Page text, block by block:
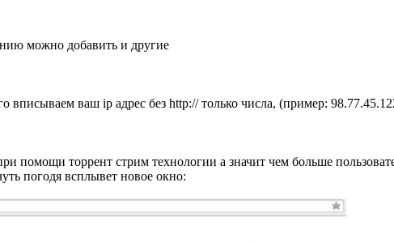
можно добавить и другие
вписываем ваш ip адрес без http:// только числа, (пример:
помощи торрент стрим технологии а значит чем больше
погодя всплывет новое окно: